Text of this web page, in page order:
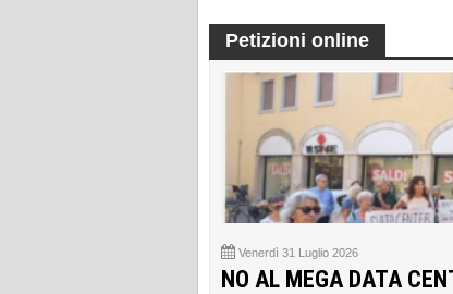
Petizioni online
Venerdì 31 Luglio 2026
NO AL MEGA DATA